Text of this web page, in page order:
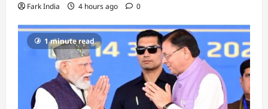
Fark India 4 hours ago 0
1 minute read